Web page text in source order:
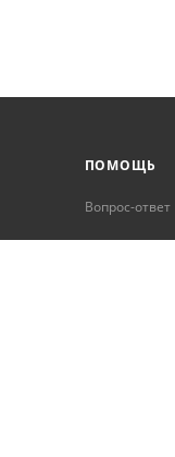
ПОМОЩЬ
Вопрос-ответ